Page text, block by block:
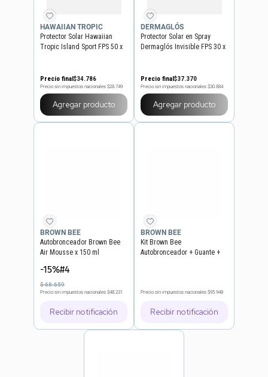
HAWAIIAN TROPIC
Protector Solar Hawaiian
Tropic Island Sport FPS 50 x
Precio final$34.786
Precio sin impuestos nacionales $28.749
Agregar producto
DERMAGLÓS
Protector Solar en Spray
Dermaglós Invisible FPS 30 x
Precio final$37.370
Precio sin impuestos nacionales $30.884
Agregar producto
BROWN BEE
Autobronceador Brown Bee
Air Mousse x 150 ml
-15%#4
$68.659
Precio sin impuestos nacionales $48.231
Recibir notificación
BROWN BEE
Kit Brown Bee
Autobronceador + Guante +
Precio sin impuestos nacionales $95.948
Recibir notificación